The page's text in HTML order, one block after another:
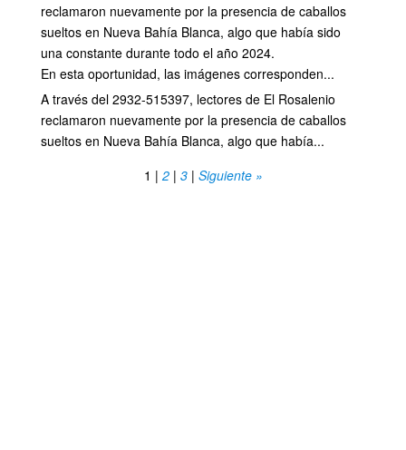
reclamaron nuevamente por la presencia de caballos
sueltos en Nueva Bahía Blanca, algo que había sido
una constante durante todo el año 2024.
En esta oportunidad, las imágenes corresponden...
A través del 2932-515397, lectores de El Rosalenio
reclamaron nuevamente por la presencia de caballos
sueltos en Nueva Bahía Blanca, algo que había...
1 | 2| 3| Siguiente »